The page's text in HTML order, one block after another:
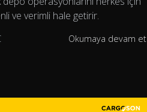
ve verimli hale getirir.
Okumaya devam